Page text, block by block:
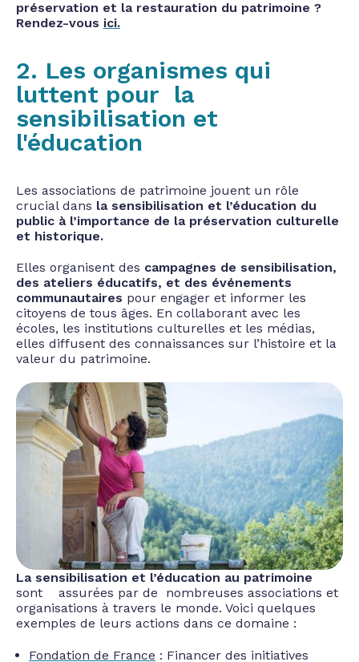
préservation et la restauration du patrimoine ?
Rendez-vous ici.
2. Les organismes qui
luttent pour la
sensibilisation et
l'éducation
Les associations de patrimoine jouent un rôle
crucial dans la sensibilisation et l’éducation du
public à l’importance de la préservation culturelle
et historique.
Elles organisent des campagnes de sensibilisation,
des ateliers éducatifs, et des événements
communautaires pour engager et informer les
citoyens de tous âges. En collaborant avec les
écoles, les institutions culturelles et les médias,
elles diffusent des connaissances sur l’histoire et la
valeur du patrimoine.
La sensibilisation et l’éducation au patrimoine
sont
assurées par de nombreuses associations et
organisations à travers le monde. Voici quelques
exemples de leurs actions dans ce domaine :
Fondation de France : Financer des initiatives